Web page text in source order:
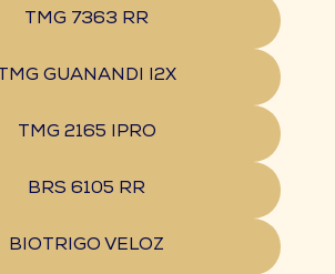
TMG 7363 RR
TMG GUANANDI I2X
TMG 2165 IPRO
BRS 6105 RR
BIOTRIGO VELOZ